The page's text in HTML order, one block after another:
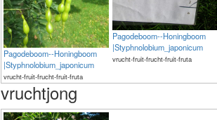
Pagodeboom--Honingboom
|Styphnolobium_japonicum
vrucht-fruit-frucht-fruit-fruta
Pagodeboom--Honingboom
|Styphnolobium_japonicum
vrucht-fruit-frucht-fruit-fruta
vruchtjong